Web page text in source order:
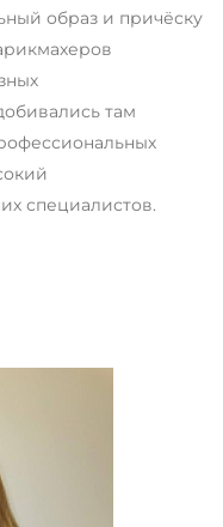
образ и причёску
там
специалистов.